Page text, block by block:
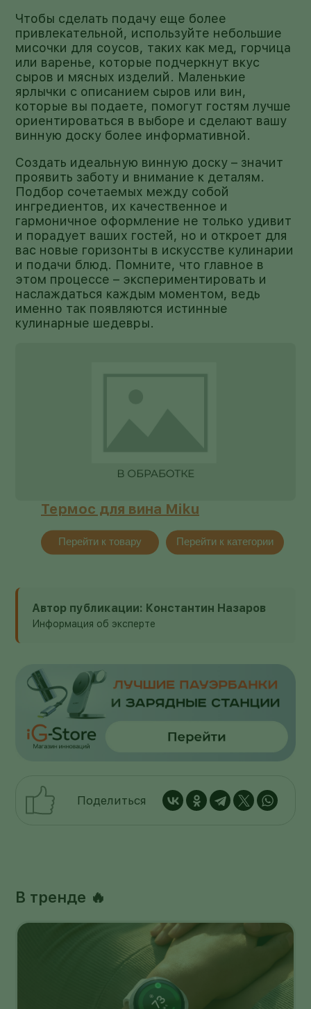
Чтобы сделать подачу еще более
привлекательной, используйте небольшие
мисочки для соусов, таких как мед, горчица
или варенье, которые подчеркнут вкус
сыров и мясных изделий. Маленькие
ярлычки с описанием сыров или вин,
которые вы подаете, помогут гостям лучше
ориентироваться в выборе и сделают вашу
винную доску более информативной.
Создать идеальную винную доску – значит
проявить заботу и внимание к деталям.
Подбор сочетаемых между собой
ингредиентов, их качественное и
гармоничное оформление не только удивит
и порадует ваших гостей, но и откроет для
вас новые горизонты в искусстве кулинарии
и подачи блюд. Помните, что главное в
этом процессе – экспериментировать и
наслаждаться каждым моментом, ведь
именно так появляются истинные
кулинарные шедевры.
Термос для вина Miku
Перейти к товару Перейти к категории
Автор публикации: Константин Назаров
Информация об эксперте
Поделиться
В тренде 🔥